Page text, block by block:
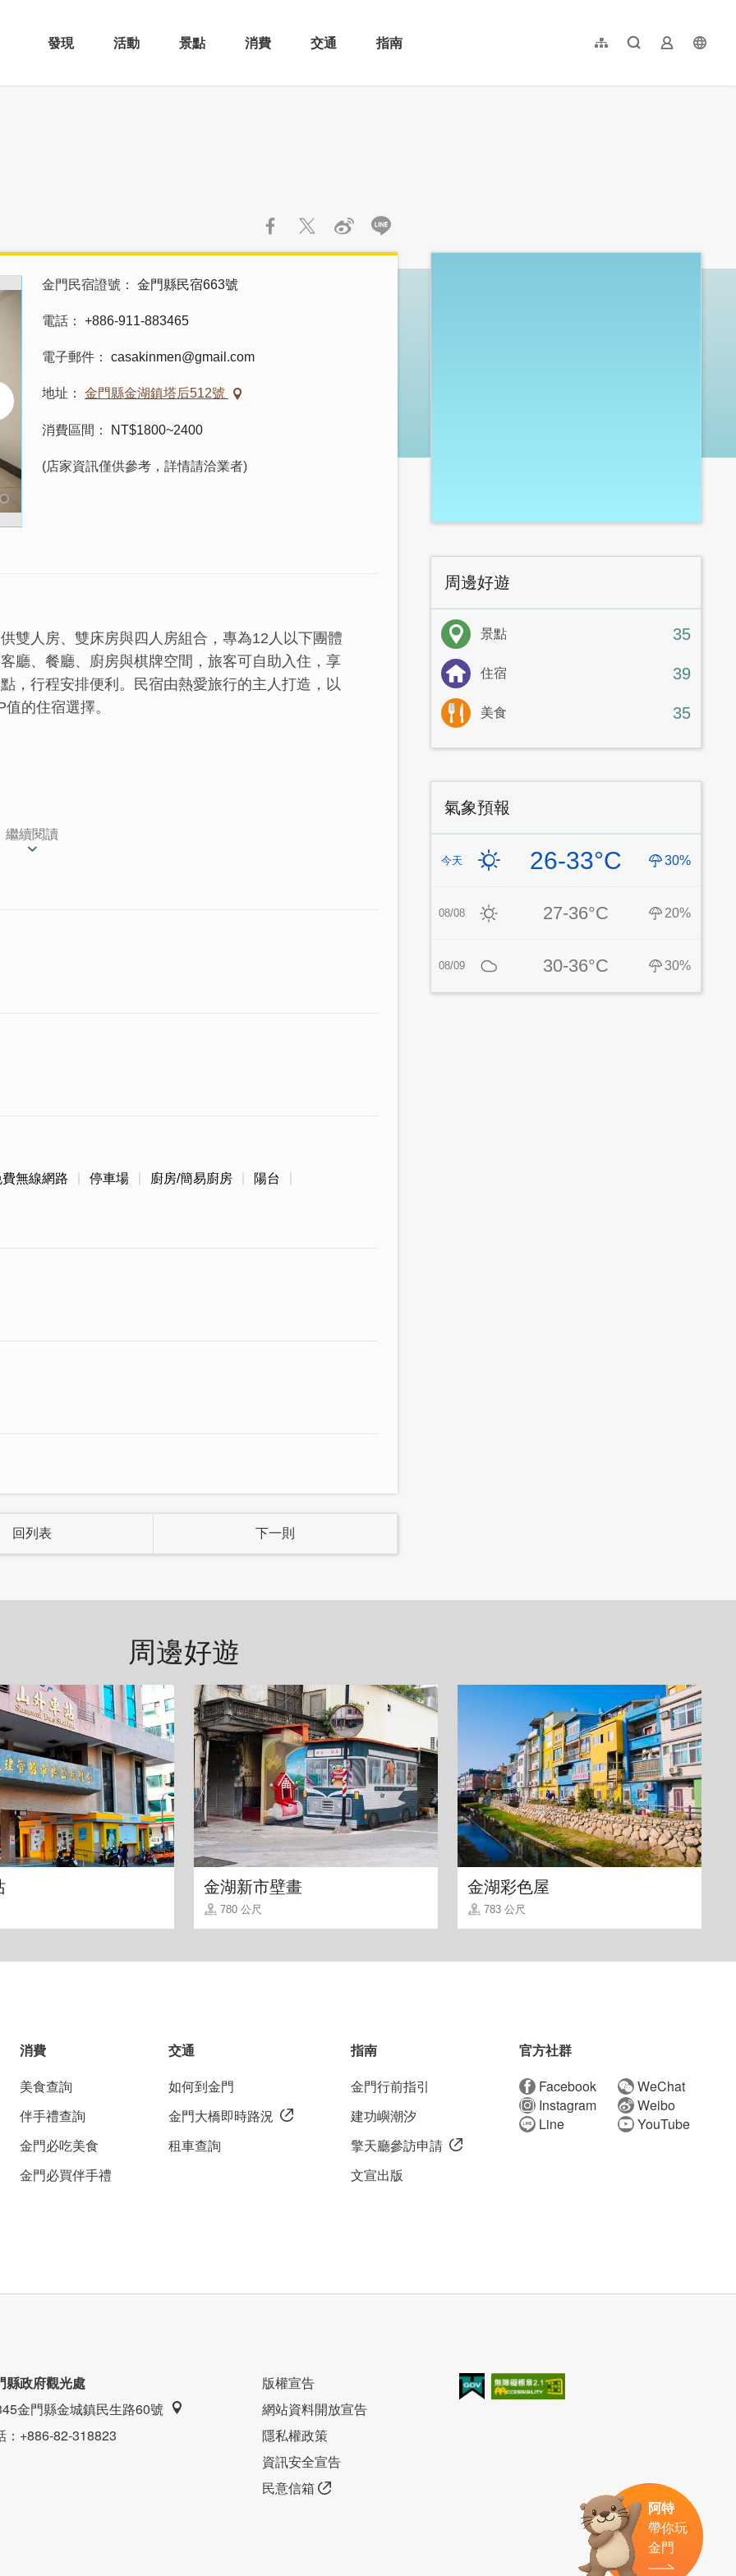
發現 活動 景點 消費 交通 指南 網站導覽全文檢索業者登入
简体中文
金門民宿證號 金門縣民宿663號
電話 +886-911-883465
電子郵件 casakinmen@gmail.com
地址 金門縣金湖鎮塔后512號
消費區間 NT$1800~2400
(店家資訊僅供參考，詳情請洽業者)
雙人房、雙床房與四人房組合，專為12人以下團體
廳、餐廳、廚房與棋牌空間，旅客可自助入住，享
，行程安排便利。民宿由熱愛旅行的主人打造，以
的住宿選擇。
在地民宿，老闆是位自助旅行實踐家，走訪世界各
，所以往來金門各個景點都非常方便，卡薩行旅一
助入住，既便利又隱私！
繼續閱讀
費無線網路 停車場 廚房/簡易廚房 陽台
回列表 下一則
:::
周邊好遊
景點 35
住宿 39
美食 35
氣象預報
今天 26-33°C 30%
08/08 27-36°C 20%
08/09 30-36°C 30%
周邊好遊
金湖新市壁畫
780 公尺
金湖彩色屋
783 公尺
阿特
帶你玩
金門
消費
美食查詢
伴手禮查詢
金門必吃美食
金門必買伴手禮
交通
如何到金門
金門大橋即時路況
租車查詢
指南
金門行前指引
建功嶼潮汐
擎天廳參訪申請
文宣出版
官方社群
Facebook
WeChat
Instagram
Weibo
Line
YouTube
縣政府觀光處
金門縣金城鎮民生路60號
：+886-82-318823
版權宣告
網站資料開放宣告
隱私權政策
資訊安全宣告
民意信箱